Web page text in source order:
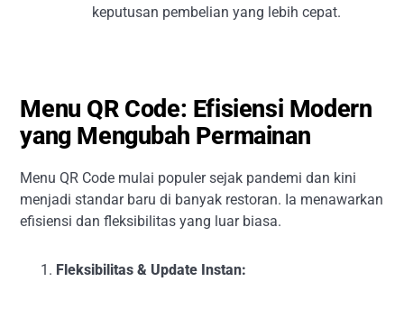
keputusan pembelian yang lebih cepat.
Menu QR Code: Efisiensi Modern
yang Mengubah Permainan
Menu QR Code mulai populer sejak pandemi dan kini
menjadi standar baru di banyak restoran. Ia menawarkan
efisiensi dan fleksibilitas yang luar biasa.
Fleksibilitas & Update Instan: